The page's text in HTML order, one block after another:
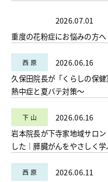
2026.07.01
重度の花粉症にお悩みの方
2026.06.16
久保田院長が「くらしの保
熱中症と夏バテ対策～
2026.06.16
岩本院長が下寺家地域サロ
した｜膵臓がんをやさしく
2026.06.11